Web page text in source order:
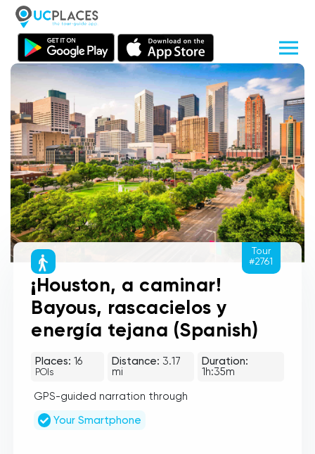
¡Houston, a caminar!
Bayous, rascacielos y
energía tejana (Spanish)
Places: 16
POIs
Distance: 3.17
mi
Duration:
1h:35m
GPS-guided narration through
Your Smartphone
Tour
#2761